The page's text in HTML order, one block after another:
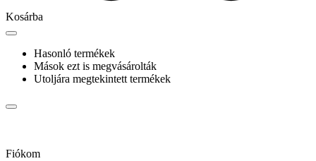
Kosárba
Hasonló termékek
Mások ezt is megvásárolták
Utoljára megtekintett termékek
Fiókom